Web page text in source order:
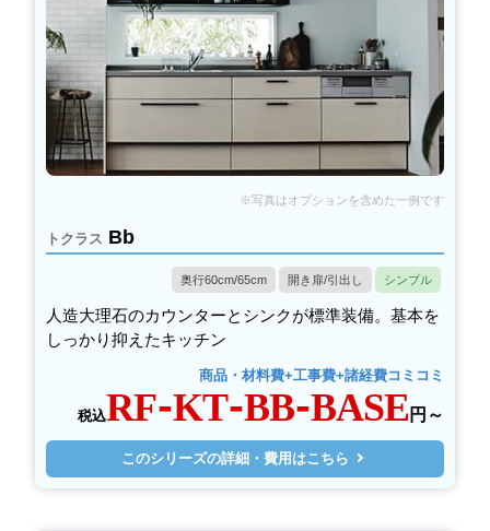
トクラス Bb
奥行60cm/65cm 開き扉/引出し シンプル
人造大理石のカウンターとシンクが標準装備。基本を
しっかり抑えたキッチン
商品・材料費+工事費+諸経費コミコミ
税込RF-KT-BB-BASE円～
このシリーズの詳細・費用はこちら